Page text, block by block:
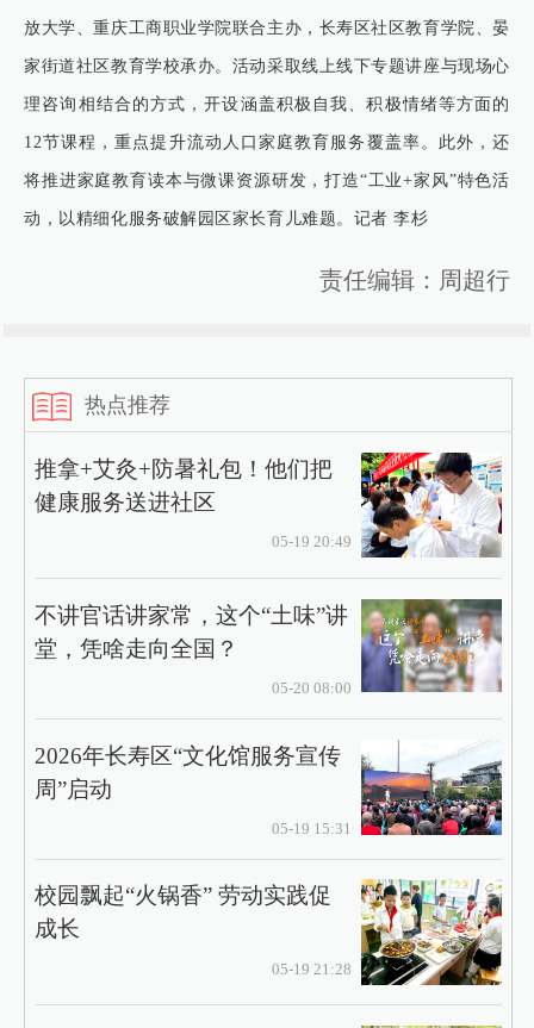
放大学、重庆工商职业学院联合主办，长寿区社区教育学院、晏
家街道社区教育学校承办。活动采取线上线下专题讲座与现场心
理咨询相结合的方式，开设涵盖积极自我、积极情绪等方面的
12节课程，重点提升流动人口家庭教育服务覆盖率。此外，还
将推进家庭教育读本与微课资源研发，打造“工业+家风”特色活
动，以精细化服务破解园区家长育儿难题。记者 李杉
责任编辑：周超行
热点推荐
推拿+艾灸+防暑礼包！他们把
健康服务送进社区
05-19 20:49
不讲官话讲家常，这个“土味”讲
堂，凭啥走向全国？
05-20 08:00
2026年长寿区“文化馆服务宣传
周”启动
05-19 15:31
校园飘起“火锅香” 劳动实践促
成长
05-19 21:28